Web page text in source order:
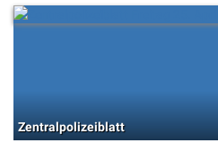
Zentralpolizeiblatt